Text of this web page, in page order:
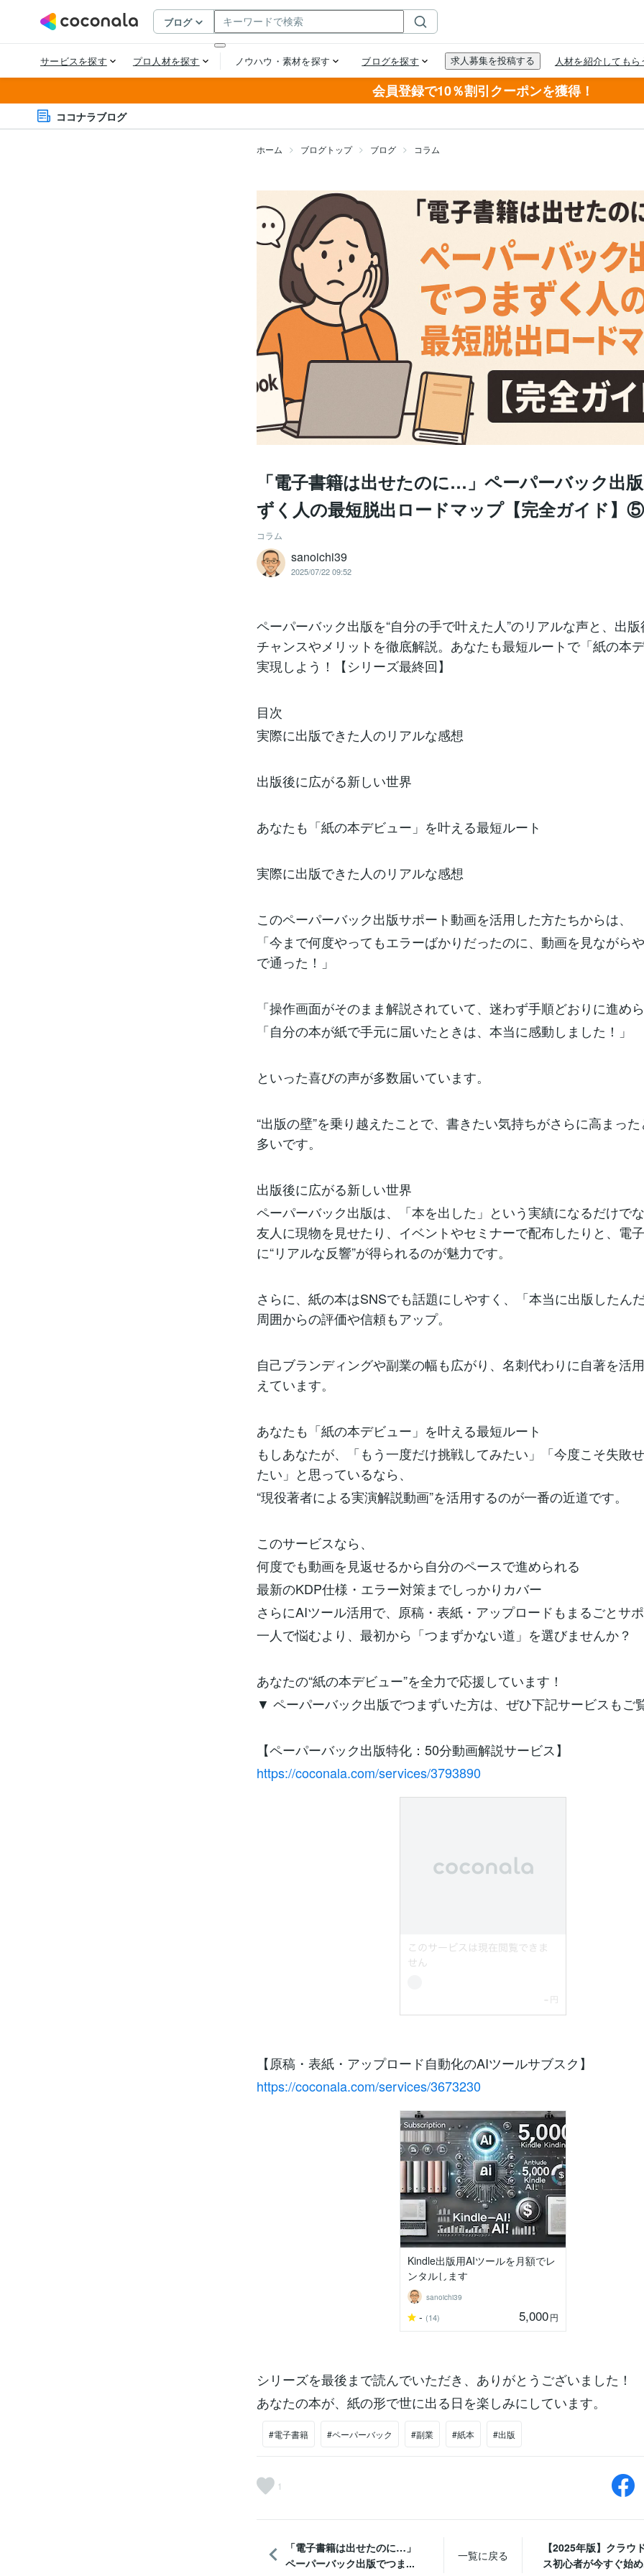
会員登録で10％割引クーポンを獲得！
ココナラブログ
ホーム ブログトップ ブログ コラム
「電子書籍は出せたのに…」ペーパーバック出
ずく人の最短脱出ロードマップ【完全ガイド】⑤
コラム
sanoichi39
2025/07/22 09:52
ペーパーバック出版を“自分の手で叶えた人”のリアルな声と、出
チャンスやメリットを徹底解説。あなたも最短ルートで「紙の本
実現しよう！【シリーズ最終回】
目次
実際に出版できた人のリアルな感想
出版後に広がる新しい世界
あなたも「紙の本デビュー」を叶える最短ルート
実際に出版できた人のリアルな感想
このペーパーバック出版サポート動画を活用した方たちからは、
「今まで何度やってもエラーばかりだったのに、動画を見ながら
で通った！」
「操作画面がそのまま解説されていて、迷わず手順どおりに進めら
「自分の本が紙で手元に届いたときは、本当に感動しました！」
といった喜びの声が多数届いています。
“出版の壁”を乗り越えたことで、書きたい気持ちがさらに高まった
多いです。
出版後に広がる新しい世界
ペーパーバック出版は、「本を出した」という実績になるだけで
友人に現物を見せたり、イベントやセミナーで配布したりと、電
に“リアルな反響”が得られるのが魅力です。
さらに、紙の本はSNSでも話題にしやすく、「本当に出版したん
周囲からの評価や信頼もアップ。
自己ブランディングや副業の幅も広がり、名刺代わりに自著を活
えています。
あなたも「紙の本デビュー」を叶える最短ルート
もしあなたが、「もう一度だけ挑戦してみたい」「今度こそ失敗
たい」と思っているなら、
“現役著者による実演解説動画”を活用するのが一番の近道です。
このサービスなら、
何度でも動画を見返せるから自分のペースで進められる
最新のKDP仕様・エラー対策までしっかりカバー
さらにAIツール活用で、原稿・表紙・アップロードもまるごとサ
一人で悩むより、最初から「つまずかない道」を選びませんか？
あなたの“紙の本デビュー”を全力で応援しています！
▼ ペーパーバック出版でつまずいた方は、ぜひ下記サービスもご
【ペーパーバック出版特化：50分動画解説サービス】
https://coconala.com/services/3793890
【原稿・表紙・アップロード自動化のAIツールサブスク】
https://coconala.com/services/3673230
Kindle出版用AIツールを月額でレ
ンタルします
sanoichi39
- (14) 5,000円
シリーズを最後まで読んでいただき、ありがとうございました！
あなたの本が、紙の形で世に出る日を楽しみにしています。
#電子書籍 #ペーパーバック #副業 #紙本 #出版
1
「電子書籍は出せたのに…」
ペーパーバック出版でつま...
一覧に戻る
【2025年版】クラウ
ス初心者が今すぐ始